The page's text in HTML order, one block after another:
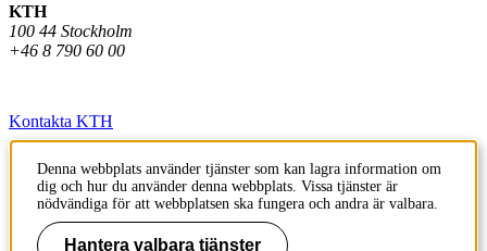
KTH
100 44 Stockholm
+46 8 790 60 00
Kontakta KTH
Jobba på KTH
Press och media
Faktura och betalning KTH
Denna webbplats använder tjänster som kan lagra information om
dig och hur du använder denna webbplats. Vissa tjänster är
nödvändiga för att webbplatsen ska fungera och andra är valbara.
Hantera valbara tjänster